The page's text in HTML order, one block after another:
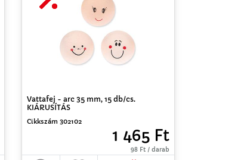
Vattafej - arc 35 mm, 15 db/cs.
KIÁRUSÍTÁS
Cikkszám 302102
1 465 Ft
98 Ft / darab